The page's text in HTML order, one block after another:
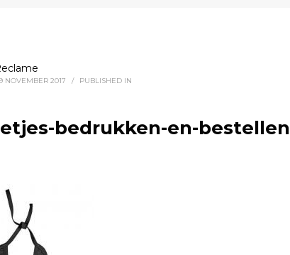
NOVEMBER 2017 / PUBLISHED IN
bedrukken-en-bestellen